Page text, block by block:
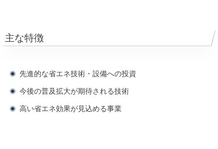
主な特徴
先進的な省エネ技術・設備への投資
今後の普及拡大が期待される技術
高い省エネ効果が見込める事業